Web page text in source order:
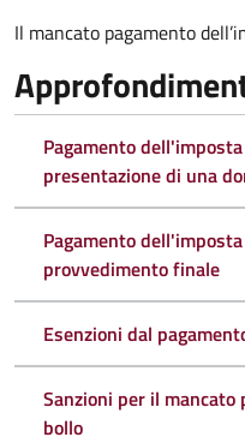
Il mancato pagamento
Pagamento
presentazione di una
Pagamento
provvedimento finale
Esenzioni dal
Sanzioni per il mancato
bollo